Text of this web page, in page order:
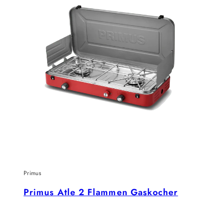
Primus
Primus Atle 2 Flammen Gaskocher